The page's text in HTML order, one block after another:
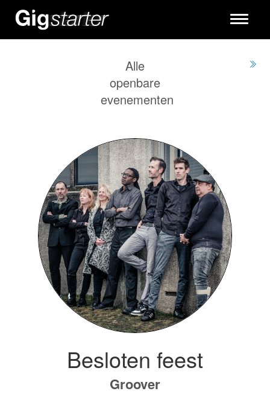
Toggle
Alle
openbare
evenementen
Besloten feest
Groover